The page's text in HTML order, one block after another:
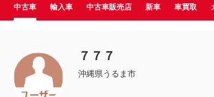
中古車 輸入車 中古車販売店 新車 車買取
７７７
沖縄県うるま市